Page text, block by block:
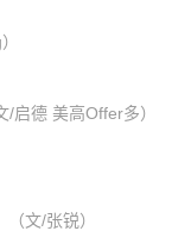
/启德 美高Offer多）
（文/张锐）